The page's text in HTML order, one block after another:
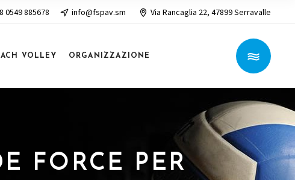
0549 885678 info@fspav.sm Via Rancaglia 22, 47899 Serravalle
VOLLEY ORGANIZZAZIONE
FORCE PER